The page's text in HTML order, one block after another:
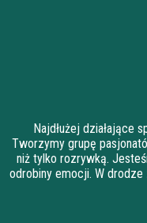
Najdłużej działające
Tworzymy grupę
niż tylko rozrywką.
odrobiny emocji. W drodze